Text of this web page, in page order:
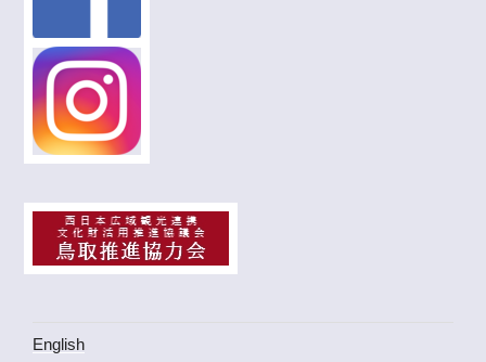
English